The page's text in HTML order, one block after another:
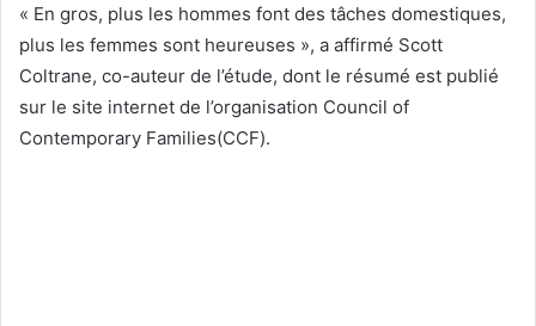
« En gros, plus les hommes font des tâches domestiques,
plus les femmes sont heureuses », a affirmé Scott
Coltrane, co-auteur de l’étude, dont le résumé est publié
sur le site internet de l’organisation Council of
Contemporary Families(CCF).